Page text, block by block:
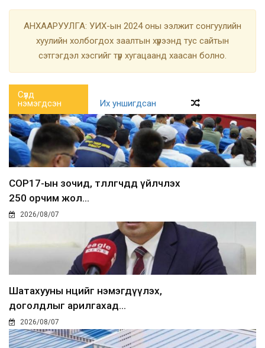
АНХААРУУЛГА: УИХ-ын 2024 оны ээлжит сонгуулийн
хуулийн холбогдох заалтын хүрээнд тус сайтын
сэтгэгдэл хэсгийг түр хугацаанд хаасан болно.
Сүүлд
нэмэгдсэн
Их уншигдсан
COP17-ын зочид, төлөөлөгчдөд үйлчлэх
250 орчим жол...
2026/08/07
Шатахууны нөөцийг нэмэгдүүлэх,
доголдлыг арилгахад...
2026/08/07